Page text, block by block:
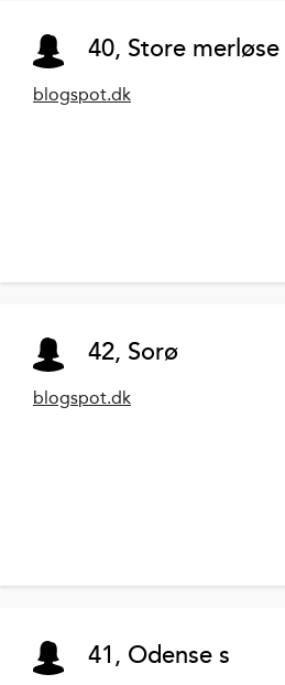
40, Store merløse
blogspot.dk
42, Sorø
blogspot.dk
41, Odense s